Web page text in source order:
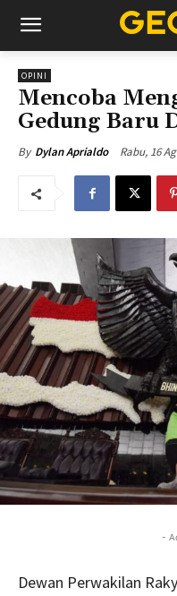
OPINI
Mencoba
Gedung Baru
By Dylan Aprialdo Rabu, 16
-
Dewan Perwakilan